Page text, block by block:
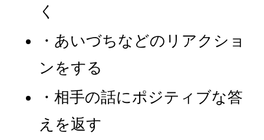
く
・あいづちなどのリアクショ
ンをする
・相手の話にポジティブな答
えを返す